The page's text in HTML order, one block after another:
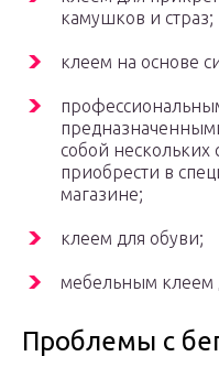
камушков и страз;
клеем на основе
собой нескольких
приобрести в
магазине;
клеем для обуви;
мебельным клеем
Проблемы с